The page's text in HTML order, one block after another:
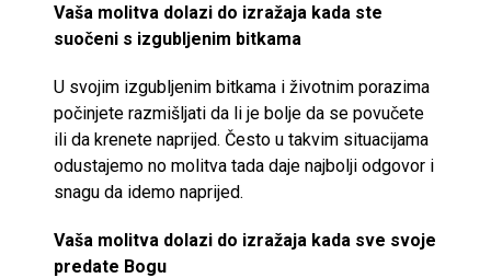
Vaša molitva dolazi do izražaja kada ste
suočeni s izgubljenim bitkama
U svojim izgubljenim bitkama i životnim porazima
počinjete razmišljati da li je bolje da se povučete
ili da krenete naprijed. Često u takvim situacijama
odustajemo no molitva tada daje najbolji odgovor i
snagu da idemo naprijed.
Vaša molitva dolazi do izražaja kada sve svoje
predate Bogu